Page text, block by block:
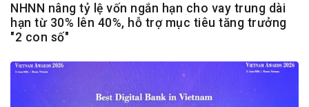
NHNN nâng tỷ lệ vốn ngắn hạn cho vay trung dài
hạn từ 30% lên 40%, hỗ trợ mục tiêu tăng trưởng
"2 con số"